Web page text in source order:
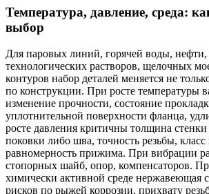
Температура, давление, среда:
выбор
Для паровых линий, горячей воды, нефти,
технологических растворов, щелочных
контуров набор деталей меняется не
по конструкции. При росте температуры
изменение прочности, состояние
уплотнительной поверхности фланца,
росте давления критичны толщина стенки
поковки либо шва, точность резьбы, класс
равномерность прижима. При вибрации
стопорных шайб, опор, компенсаторов.
химически активной среде нержавеющая
рисков по рыжей коррозии, прихвату